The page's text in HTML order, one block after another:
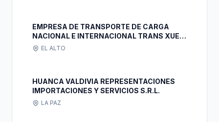
EMPRESA DE TRANSPORTE DE CARGA
NACIONAL E INTERNACIONAL TRANS XUE LI
S.R.L.EL ALTO
HUANCA VALDIVIA REPRESENTACIONES
IMPORTACIONES Y SERVICIOS S.R.L.
LA PAZ